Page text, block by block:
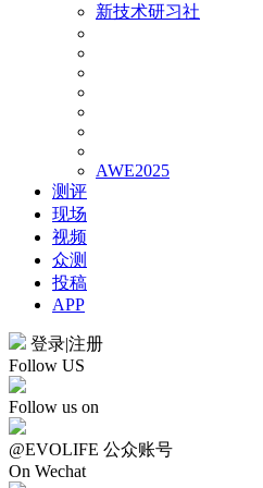
新技术研习社
AWE2025
测评
现场
视频
众测
投稿
APP
登录|注册
Follow US
Follow us on
@EVOLIFE 公众账号
On Wechat